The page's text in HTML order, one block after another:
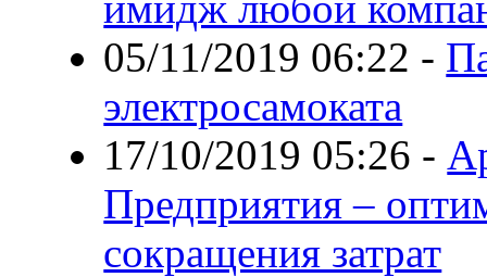
05/11/2019 06:22 -
электросамоката
17/10/2019 05:26 -
Предприятия –
сокращения затрат